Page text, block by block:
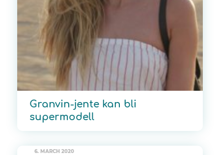
Granvin-jente kan bli
supermodell
6. MARCH 2020